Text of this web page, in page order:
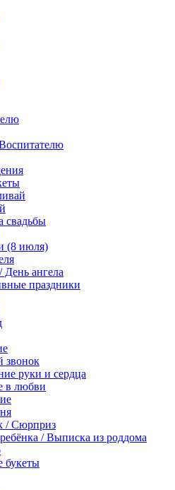
свадьбы
(8 июля)
ангела
праздники
звонок
руки и сердца
в любви
/ Сюрприз
/ Выписка из роддома
букеты